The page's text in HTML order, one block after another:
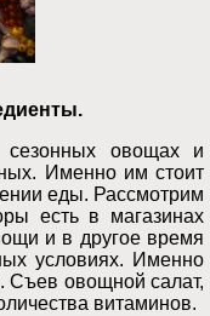
сезонных овощах и
Именно им стоит
еды. Рассмотрим
есть в магазинах
и в другое время
условиях. Именно
Съев овощной салат,
витаминов.